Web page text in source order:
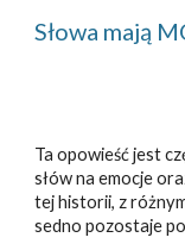
Słowa mają
Ta opowieść jest
słów na emocje
tej historii, z
sedno pozostaje